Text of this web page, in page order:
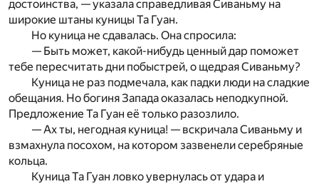
достоинства, — указала справедливая Сиваньму на
широкие штаны куницы Та Гуан.
Но куница не сдавалась. Она спросила:
— Быть может, какой-нибудь ценный дар поможет
тебе пересчитать дни побыстрей, о щедрая Сиваньму?
Куница не раз подмечала, как падки люди на сладкие
обещания. Но богиня Запада оказалась неподкупной.
Предложение Та Гуан её только разозлило.
— Ах ты, негодная куница! — вскричала Сиваньму и
взмахнула посохом, на котором зазвенели серебряные
кольца.
Куница Та Гуан ловко увернулась от удара и